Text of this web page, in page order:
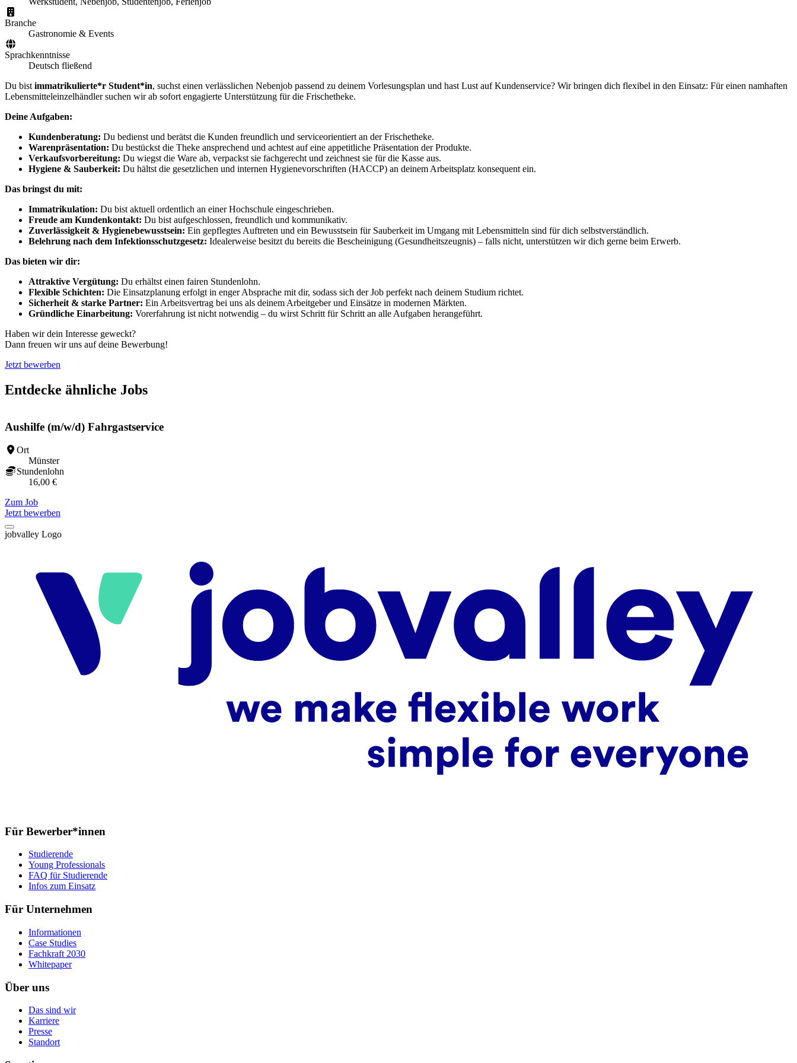
Branche
Gastronomie & Events
Sprachkenntnisse
Deutsch fließend
Du bist immatrikulierte*r Student*in, suchst einen verlässlichen Nebenjob passend zu deinem Vorlesungsplan und hast Lust auf Kundenservice? Wir bringen dich flexibel in den Einsatz: Für einen namhaften
Lebensmitteleinzelhändler suchen wir ab sofort engagierte Unterstützung für die Frischetheke.
Deine Aufgaben:
Kundenberatung: Du bedienst und berätst die Kunden freundlich und serviceorientiert an der Frischetheke.
Warenpräsentation: Du bestückst die Theke ansprechend und achtest auf eine appetitliche Präsentation der Produkte.
Verkaufsvorbereitung: Du wiegst die Ware ab, verpackst sie fachgerecht und zeichnest sie für die Kasse aus.
Hygiene & Sauberkeit: Du hältst die gesetzlichen und internen Hygienevorschriften (HACCP) an deinem Arbeitsplatz konsequent ein.
Das bringst du mit:
Immatrikulation: Du bist aktuell ordentlich an einer Hochschule eingeschrieben.
Freude am Kundenkontakt: Du bist aufgeschlossen, freundlich und kommunikativ.
Zuverlässigkeit & Hygienebewusstsein: Ein gepflegtes Auftreten und ein Bewusstsein für Sauberkeit im Umgang mit Lebensmitteln sind für dich selbstverständlich.
Belehrung nach dem Infektionsschutzgesetz: Idealerweise besitzt du bereits die Bescheinigung (Gesundheitszeugnis) – falls nicht, unterstützen wir dich gerne beim Erwerb.
Das bieten wir dir:
Attraktive Vergütung: Du erhältst einen fairen Stundenlohn.
Flexible Schichten: Die Einsatzplanung erfolgt in enger Absprache mit dir, sodass sich der Job perfekt nach deinem Studium richtet.
Sicherheit & starke Partner: Ein Arbeitsvertrag bei uns als deinem Arbeitgeber und Einsätze in modernen Märkten.
Gründliche Einarbeitung: Vorerfahrung ist nicht notwendig – du wirst Schritt für Schritt an alle Aufgaben herangeführt.
Haben wir dein Interesse geweckt?
Dann freuen wir uns auf deine Bewerbung!
Jetzt bewerben
Entdecke ähnliche Jobs
Aushilfe (m/w/d) Fahrgastservice
Ort
Münster
Stundenlohn
16,00 €
Zum Job
Jetzt bewerben
jobvalley Logo
Für Bewerber*innen
Studierende
Young Professionals
FAQ für Studierende
Infos zum Einsatz
Für Unternehmen
Informationen
Case Studies
Fachkraft 2030
Whitepaper
Über uns
Das sind wir
Karriere
Presse
Standort